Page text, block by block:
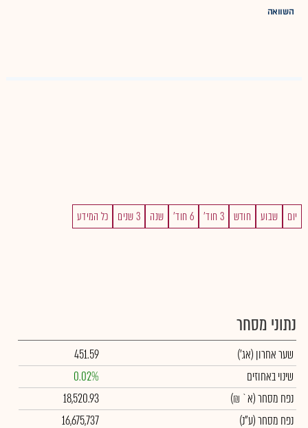
השוואה
יום שבוע חודש 3 חוד' 6 חוד' שנה 3 שנים כל המידע
נתוני מסחר
שער אחרון (אג')
451.59
שינוי באחוזים
0.02%
נפח מסחר(א` ₪)
18,520.93
נפח מסחר(ע"נ)
16,675,737